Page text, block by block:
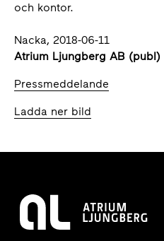
och kontor.
Nacka, 2018-06-11
Atrium Ljungberg AB (publ)
Pressmeddelande
Ladda ner bild